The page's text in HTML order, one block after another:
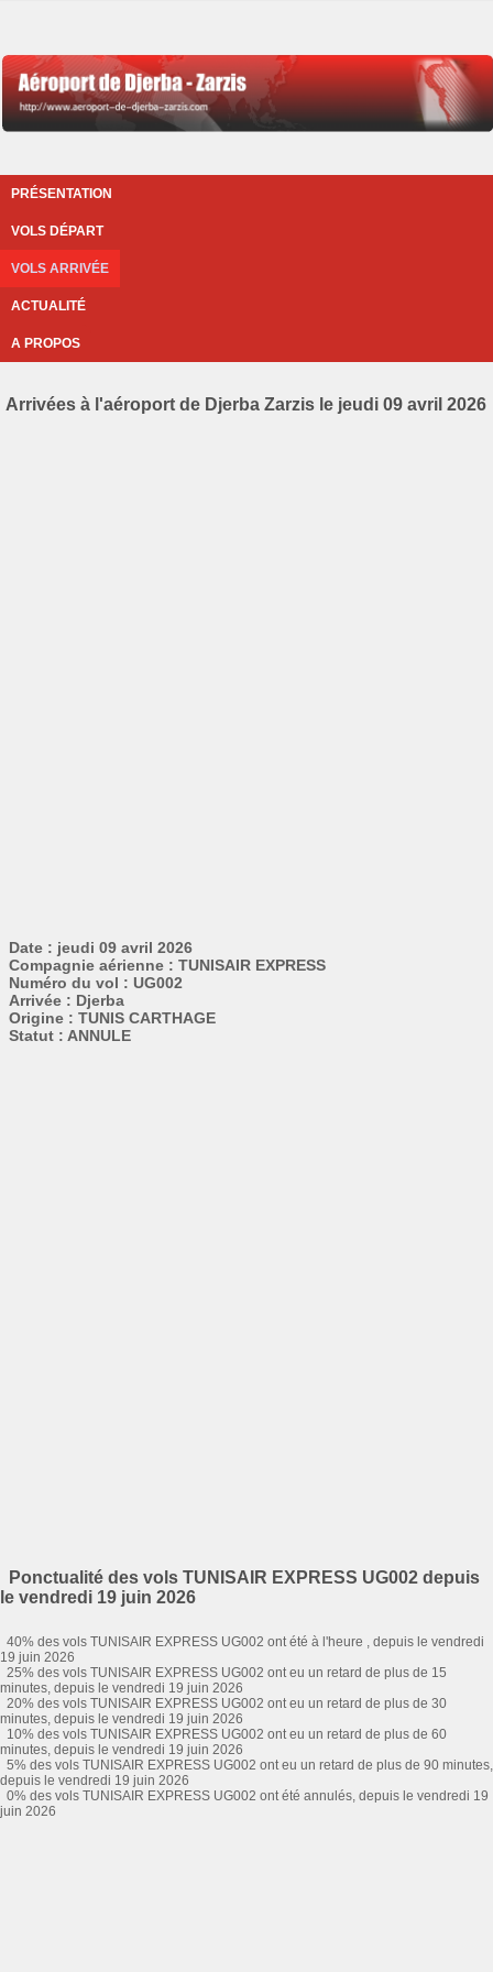
PRÉSENTATION
VOLS DÉPART
VOLS ARRIVÉE
ACTUALITÉ
A PROPOS
Arrivées à l'aéroport de Djerba Zarzis le jeudi 09 avril 2026
Date : jeudi 09 avril 2026
Compagnie aérienne : TUNISAIR EXPRESS
Numéro du vol : UG002
Arrivée : Djerba
Origine : TUNIS CARTHAGE
Statut : ANNULE
Ponctualité des vols TUNISAIR EXPRESS UG002 depuis
le vendredi 19 juin 2026
40% des vols TUNISAIR EXPRESS UG002 ont été à l'heure , depuis le vendredi
19 juin 2026
25% des vols TUNISAIR EXPRESS UG002 ont eu un retard de plus de 15
minutes, depuis le vendredi 19 juin 2026
20% des vols TUNISAIR EXPRESS UG002 ont eu un retard de plus de 30
minutes, depuis le vendredi 19 juin 2026
10% des vols TUNISAIR EXPRESS UG002 ont eu un retard de plus de 60
minutes, depuis le vendredi 19 juin 2026
5% des vols TUNISAIR EXPRESS UG002 ont eu un retard de plus de 90 minutes,
depuis le vendredi 19 juin 2026
0% des vols TUNISAIR EXPRESS UG002 ont été annulés, depuis le vendredi 19
juin 2026